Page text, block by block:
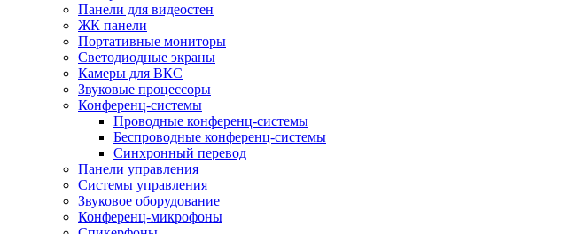
Панели для видеостен
ЖК панели
Портативные мониторы
Светодиодные экраны
Камеры для ВКС
Звуковые процессоры
Конференц-системы
Проводные конференц-системы
Беспроводные конференц-системы
Синхронный перевод
Панели управления
Системы управления
Звуковое оборудование
Конференц-микрофоны